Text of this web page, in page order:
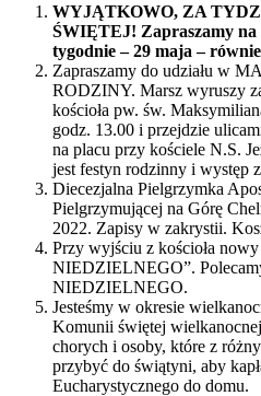
WYJĄTKOWO, ZA
ŚWIĘTEJ! Zapraszamy na
tygodnie – 29 maja –
Zapraszamy do udziału w
RODZINY. Marsz wyruszy
kościoła pw. św.
godz. 13.00 i przejdzie
na placu przy kościele N.S.
jest festyn rodzinny i występ
Diecezjalna Pielgrzymka
Pielgrzymującej na Górę
2022. Zapisy w zakrystii.
Przy wyjściu z kościoła
NIEDZIELNEGO”.
NIEDZIELNEGO.
Jesteśmy w okresie
Komunii świętej
chorych i osoby, które z
przybyć do świątyni, aby
Eucharystycznego do domu.